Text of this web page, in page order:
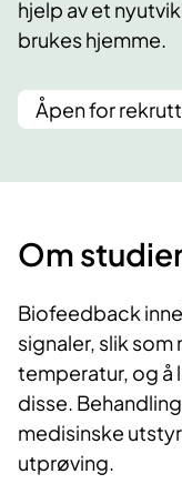
hjelp av et
brukes hjemme.
Åpen for
Om
Biofeedback
signaler, slik
temperatur, og å
disse.
medisinske
utprøving.